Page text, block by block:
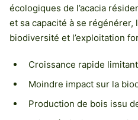
écologiques de l’acacia
et sa capacité à se régénérer,
biodiversité et l’exploitation
Croissance rapide
Moindre impact sur la
Production de bois issu